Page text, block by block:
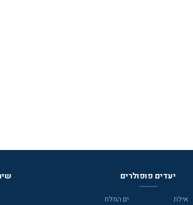
יעדים פופולרים
אילת
ים המלח